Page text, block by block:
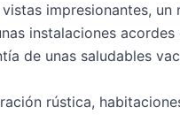
vistas impresionantes,
instalaciones
de unas saludables
rústica,